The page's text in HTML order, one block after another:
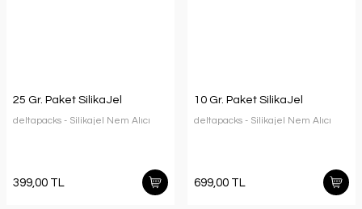
25 Gr. Paket SilikaJel
deltapacks - Silikajel Nem Alıcı
399,00 TL
10 Gr. Paket SilikaJel
deltapacks - Silikajel Nem Alıcı
699,00 TL